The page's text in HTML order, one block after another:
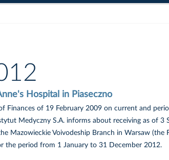
Hospital in Piaseczno
Finances of 19 February 2009 on current and
Medyczny S.A. informs about receiving as of 3
Mazowieckie Voivodeship Branch in Warsaw (the
the period from 1 January to 31 December 2012.